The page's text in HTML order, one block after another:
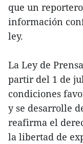
que un
información
ley.
La Ley de
partir del 1 de
condiciones
y se desarrolle
reafirma el
la libertad de